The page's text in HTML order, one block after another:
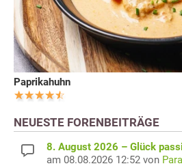
Paprikahuhn
NEUESTE FORENBEITRÄGE
8. August 2026 – Glück
am 08.08.2026 12:52 von